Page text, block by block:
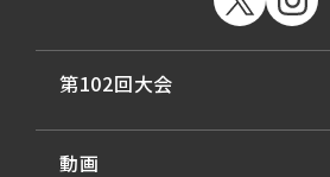
第102回大会
動画